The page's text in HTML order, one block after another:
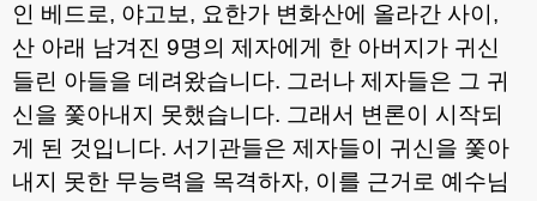
인 베드로, 야고보, 요한가 변화산에 올라간 사이 ,
산 아래 남겨진 9명의 제자에게 한 아버지가 귀신
들린 아들을 데려왔습니다. 그러나 제자들은 그 귀
신을 쫓아내지 못했습니다. 그래서 변론이 시작되
게 된 것입니다. 서기관들은 제자들이 귀신을 쫓아
내지 못한 무능력을 목격하자, 이를 근거로 예수님